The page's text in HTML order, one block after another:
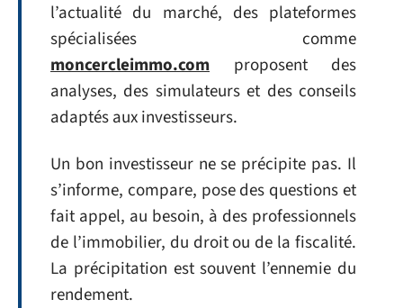
l’actualité du marché, des plateformes
spécialisées comme
moncercleimmo.com proposent des
analyses, des simulateurs et des conseils
adaptés aux investisseurs.
Un bon investisseur ne se précipite pas. Il
s’informe, compare, pose des questions et
fait appel, au besoin, à des professionnels
de l’immobilier, du droit ou de la fiscalité.
La précipitation est souvent l’ennemie du
rendement.